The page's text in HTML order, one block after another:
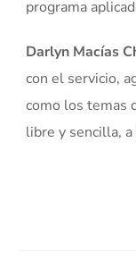
programa
Darlyn Macías
con el servicio,
como los temas
libre y sencilla,